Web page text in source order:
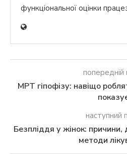
функціональної оцінки
попередній
МРТ гіпофізу: навіщо
наступний
Безпліддя у жінок: причини,
методи